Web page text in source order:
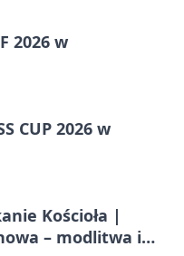
2026 w
CUP 2026 w
Kościoła |
– modlitwa i